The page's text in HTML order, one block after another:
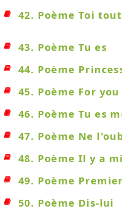
42. Poème Toi
43. Poème Tu es
44. Poème
45. Poème For you
46. Poème Tu es
47. Poème Ne
48. Poème Il y a
49. Poème
50. Poème Dis-lui